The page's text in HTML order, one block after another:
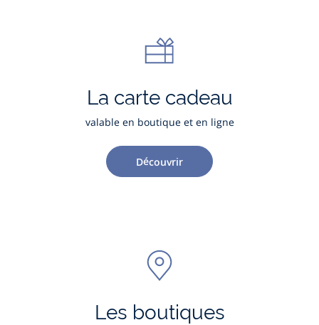
La carte cadeau
valable en boutique et en ligne
Découvrir
Les boutiques